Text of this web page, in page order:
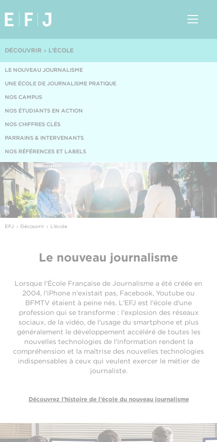
L'ÉCOLE
DÉCOUVRIR
LE NOUVEAU JOURNALISME
UNE ÉCOLE DE JOURNALISME PRATIQUE
NOS CAMPUS
NOS ÉTUDIANTS EN ACTION
NOS CHIFFRES CLÉS
PARRAINS & INTERVENANTS
NOS RÉFÉRENCES ET LABELS
EFJ Découvrir L'école
Le nouveau journalisme
Lorsque l'École Française de Journalisme a été créée en
2004, l'iPhone n'existait pas, Facebook, Youtube ou
BFMTV étaient à peine nés. L'EFJ est l'école d'une
profession qui se transforme : l'explosion des réseaux
sociaux, de la vidéo, de l'usage du smartphone et plus
généralement le développement accéléré de toutes les
nouvelles technologies de l'information rendent la
compréhension et la maîtrise des nouvelles technologies
indispensables à ceux qui veulent exercer le métier de
journaliste.
Découvrez l'histoire de l'école du nouveau journalisme